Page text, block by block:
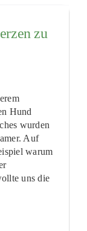
zu
Hund
wurden
Auf
warum
uns die